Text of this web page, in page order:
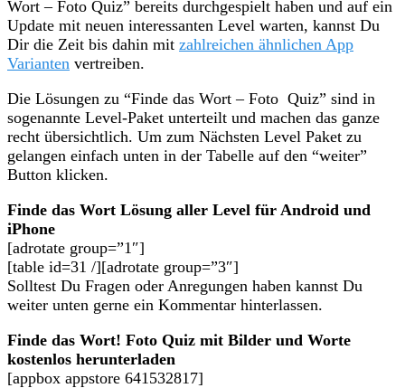
Wort – Foto Quiz” bereits durchgespielt haben und auf ein
Update mit neuen interessanten Level warten, kannst Du
Dir die Zeit bis dahin mit zahlreichen ähnlichen App
Varianten vertreiben.
Die Lösungen zu “Finde das Wort – Foto Quiz” sind in
sogenannte Level-Paket unterteilt und machen das ganze
recht übersichtlich. Um zum Nächsten Level Paket zu
gelangen einfach unten in der Tabelle auf den “weiter”
Button klicken.
Finde das Wort Lösung aller Level für Android und
iPhone
[adrotate group=”1″]
[table id=31 /][adrotate group=”3″]
Solltest Du Fragen oder Anregungen haben kannst Du
weiter unten gerne ein Kommentar hinterlassen.
Finde das Wort! Foto Quiz mit Bilder und Worte
kostenlos herunterladen
[appbox appstore 641532817]